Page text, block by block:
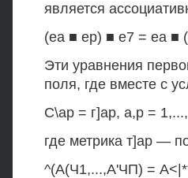
является
(еа ■ ер) ■ е7 = еа ■
Эти уравнения
поля, где вместе с
С\ар = г]ар, а,р =
где метрика т]ар —
^(А(Ч1,...,А'ЧП) =